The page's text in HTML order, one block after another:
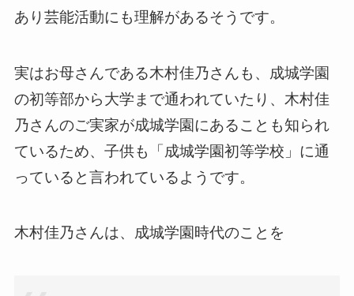
あり芸能活動にも理解があるそうです。
実はお母さんである木村佳乃さんも、成城学園
の初等部から大学まで通われていたり、木村佳
乃さんのご実家が成城学園にあることも知られ
ているため、子供も「成城学園初等学校」に通
っていると言われているようです。
木村佳乃さんは、成城学園時代のことを